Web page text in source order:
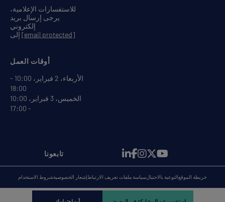
أوقات العمل
الأربعاء، 2 فبراير، 10:00 -
18:00
الخميس، 3 فبراير، 10:00
- 17:00
للاستفسارات الإعلامية،
يرجى إرسال بريد
إلكتروني
[email protected]
تابعونا
شروط الاستخدامإشعار الخصوصية سياسة ملفات تعريف الارتباطالتوعية بالاحتيالخريطة الموقع